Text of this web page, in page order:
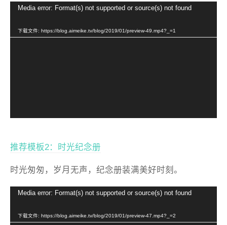
Media error: Format(s) not supported or source(s) not found
下载文件: https://blog.aimeike.tv/blog/2019/01/preview-49.mp4?_=1
推荐模板2：时光纪念册
时光匆匆，岁月无声，纪念册装满美好时刻。
Media error: Format(s) not supported or source(s) not found
下载文件: https://blog.aimeike.tv/blog/2019/01/preview-47.mp4?_=2